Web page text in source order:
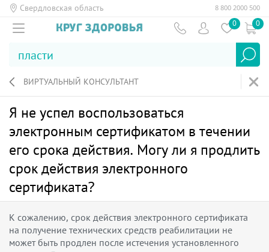
Свердловская область 8 800 2000 500
0 0
ВИРТУАЛЬНЫЙ КОНСУЛЬТАНТ
Я не успел воспользоваться
электронным сертификатом в течении
его срока действия. Могу ли я продлить
срок действия электронного
сертификата?
К сожалению, срок действия электронного сертификата
на получение технических средств реабилитации не
может быть продлен после истечения установленного